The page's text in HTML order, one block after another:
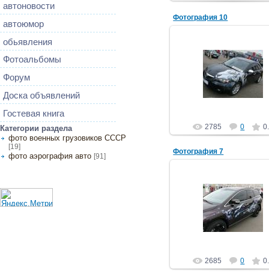
автоновости
автоюмор
обьявления
Фотоальбомы
Форум
Доска объявлений
Гостевая книга
Категории раздела
фото военных грузовиков СССР
[19]
фото аэрография авто [91]
Фотография 10
15.02.2013
автоэлектрик
2785 0
Фотография 7
15.02.2013
автоэлектрик
2685 0